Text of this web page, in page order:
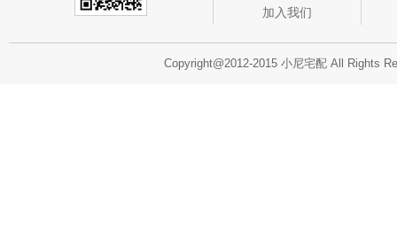
加入我们
Copyright@2012-2015 小尼宅配 All Rights